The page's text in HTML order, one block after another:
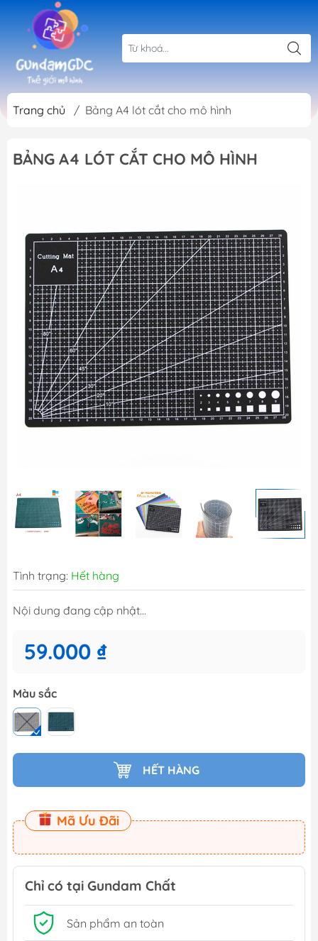
Trang chủ / Bảng A4 lót cắt cho mô hình
BẢNG A4 LÓT CẮT CHO MÔ HÌNH
Tình trạng: Hết hàng
Nội dung đang cập nhật...
59.000 ₫
Màu sắc
HẾT HÀNG
Mã Ưu Đãi
Chỉ có tại Gundam Chất
Sản phẩm an toàn